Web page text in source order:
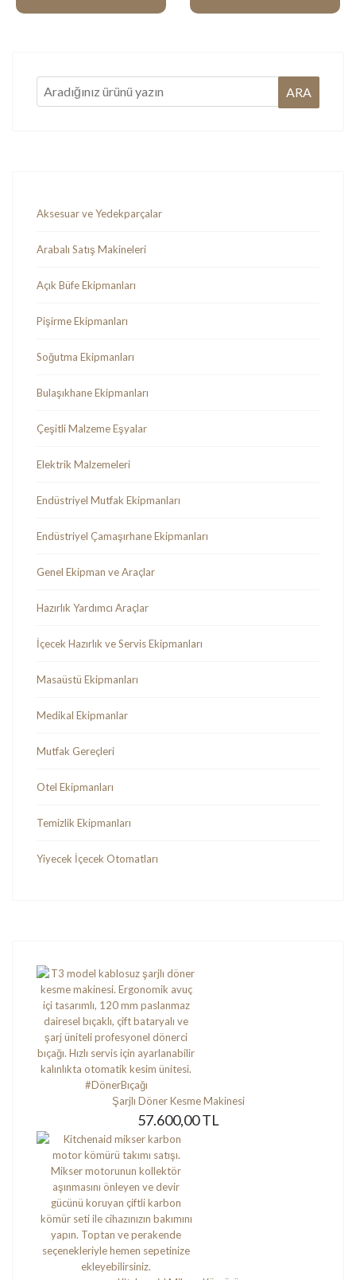
Aksesuar ve Yedekparçalar
Arabalı Satış Makineleri
Açık Büfe Ekipmanları
Pişirme Ekipmanları
Soğutma Ekipmanları
Bulaşıkhane Ekipmanları
Çeşitli Malzeme Eşyalar
Elektrik Malzemeleri
Endüstriyel Mutfak Ekipmanları
Endüstriyel Çamaşırhane Ekipmanları
Genel Ekipman ve Araçlar
Hazırlık Yardımcı Araçlar
İçecek Hazırlık ve Servis Ekipmanları
Masaüstü Ekipmanları
Medikal Ekipmanlar
Mutfak Gereçleri
Otel Ekipmanları
Temizlik Ekipmanları
Yiyecek İçecek Otomatları
Şarjlı Döner Kesme Makinesi
57.600,00 TL